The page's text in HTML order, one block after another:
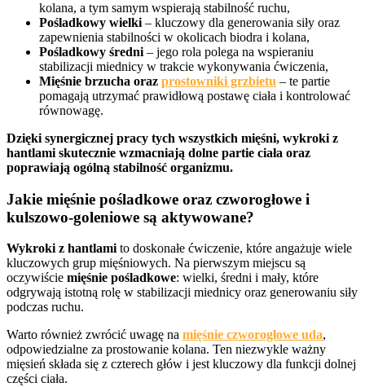
kolana, a tym samym wspierają stabilność ruchu,
Pośladkowy wielki – kluczowy dla generowania siły oraz
zapewnienia stabilności w okolicach biodra i kolana,
Pośladkowy średni – jego rola polega na wspieraniu
stabilizacji miednicy w trakcie wykonywania ćwiczenia,
Mięśnie brzucha oraz prostowniki grzbietu – te partie
pomagają utrzymać prawidłową postawę ciała i kontrolować
równowagę.
Dzięki synergicznej pracy tych wszystkich mięśni, wykroki z
hantlami skutecznie wzmacniają dolne partie ciała oraz
poprawiają ogólną stabilność organizmu.
Jakie mięśnie pośladkowe oraz czworogłowe i
kulszowo-goleniowe są aktywowane?
Wykroki z hantlami to doskonałe ćwiczenie, które angażuje wiele
kluczowych grup mięśniowych. Na pierwszym miejscu są
oczywiście mięśnie pośladkowe: wielki, średni i mały, które
odgrywają istotną rolę w stabilizacji miednicy oraz generowaniu siły
podczas ruchu.
Warto również zwrócić uwagę na mięśnie czworogłowe uda,
odpowiedzialne za prostowanie kolana. Ten niezwykle ważny
mięsień składa się z czterech głów i jest kluczowy dla funkcji dolnej
części ciała.